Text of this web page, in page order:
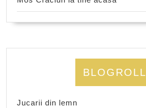
BLOGROLL
Jucarii din lemn